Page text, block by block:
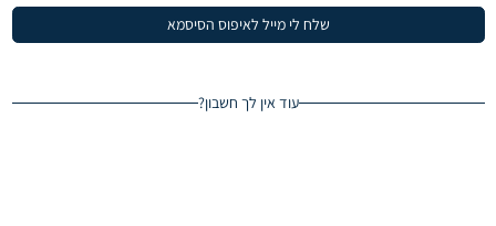
עוד אין לך חשבון?